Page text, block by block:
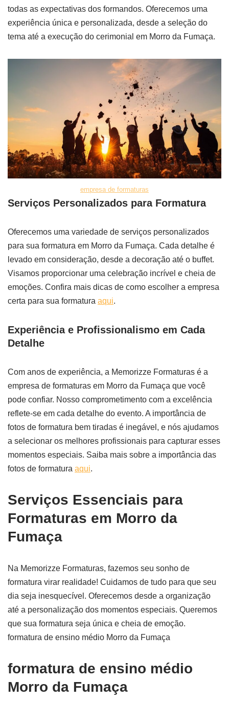
todas as expectativas dos formandos. Oferecemos uma
experiência única e personalizada, desde a seleção do
tema até a execução do cerimonial em Morro da Fumaça.
empresa de formaturas
Serviços Personalizados para Formatura
Oferecemos uma variedade de serviços personalizados
para sua formatura em Morro da Fumaça. Cada detalhe é
levado em consideração, desde a decoração até o buffet.
Visamos proporcionar uma celebração incrível e cheia de
emoções. Confira mais dicas de como escolher a empresa
certa para sua formatura aqui.
Experiência e Profissionalismo em Cada
Detalhe
Com anos de experiência, a Memorizze Formaturas é a
empresa de formaturas em Morro da Fumaça que você
pode confiar. Nosso comprometimento com a excelência
reflete-se em cada detalhe do evento. A importância de
fotos de formatura bem tiradas é inegável, e nós ajudamos
a selecionar os melhores profissionais para capturar esses
momentos especiais. Saiba mais sobre a importância das
fotos de formatura aqui.
Serviços Essenciais para
Formaturas em Morro da
Fumaça
Na Memorizze Formaturas, fazemos seu sonho de
formatura virar realidade! Cuidamos de tudo para que seu
dia seja inesquecível. Oferecemos desde a organização
até a personalização dos momentos especiais. Queremos
que sua formatura seja única e cheia de emoção.
formatura de ensino médio Morro da Fumaça
formatura de ensino médio
Morro da Fumaça